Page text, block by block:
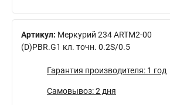
Артикул: Меркурий 234 АRTM2-00
(D)PBR.G1 кл. точн. 0.2S/0.5
Гарантия производителя: 1 год
Самовывоз: 2 дня